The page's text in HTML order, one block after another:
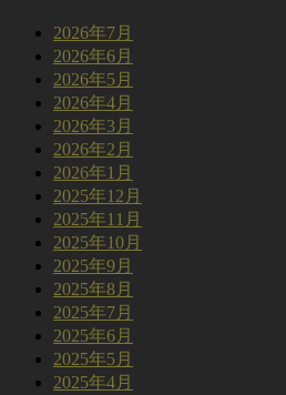
2026年7月
2026年6月
2026年5月
2026年4月
2026年3月
2026年2月
2026年1月
2025年12月
2025年11月
2025年10月
2025年9月
2025年8月
2025年7月
2025年6月
2025年5月
2025年4月